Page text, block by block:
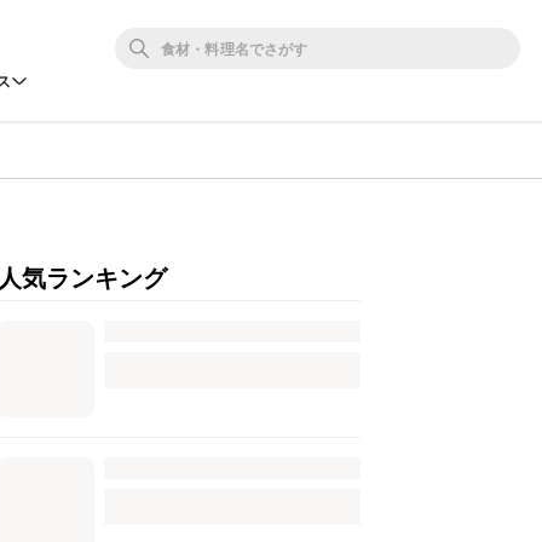
人気ランキング